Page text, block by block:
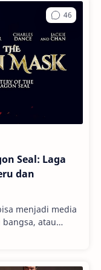
Seal: Laga
dan
menjadi media
atau
lain.…